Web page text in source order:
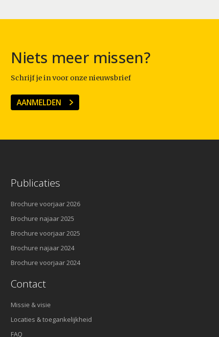
Niets meer missen?
Schrijf je in voor onze nieuwsbrief
AANMELDEN
Publicaties
Brochure voorjaar 2026
Brochure najaar 2025
Brochure voorjaar 2025
Brochure najaar 2024
Brochure voorjaar 2024
Contact
Missie & visie
Locaties & toegankelijkheid
FAQ